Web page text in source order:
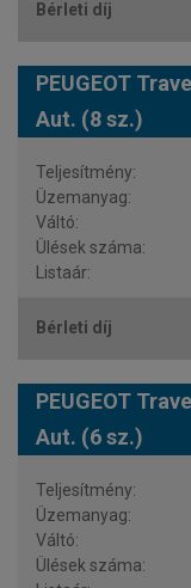
PEUGEOT
Aut. (8 sz.)
PEUGEOT
Aut. (6 sz.)